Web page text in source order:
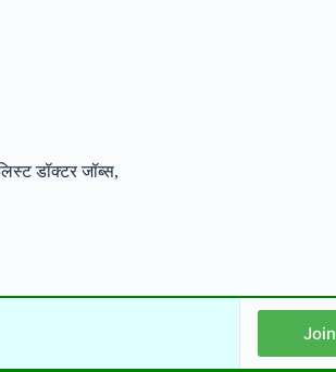
डॉक्टर जॉब्स,
Join